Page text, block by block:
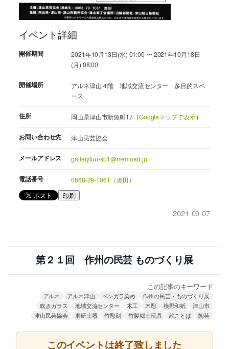
イベント詳細
開催期間
2021年10月13日(水) 01:00 〜 2021年10月18日
(月) 08:00
開催場所
アルネ津山４階 地域交流センター 多目的スペ
ース
住所 岡山県津山市新魚町17（Googleマップで表示）
お問い合わせ先 津山民芸協会
メールアドレス galleryfuu-sp1@memoad.jp
電話番号 0868-29-1061（奥田）
印刷
2021-09-07
第２１回 作州の民芸 ものづくり展
この記事のキーワード
アルネ アルネ津山 ベンガラ染め
作州の民芸・ものづくり展
吹きガラス
地域交流センター 木工 木彫 横野和紙
津山市
津山民芸協会
磨研土器 竹彫刻 竹製郷土玩具 絵ことば 陶芸
このイベントは終了致しました